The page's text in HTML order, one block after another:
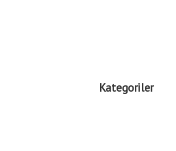
Kategoriler